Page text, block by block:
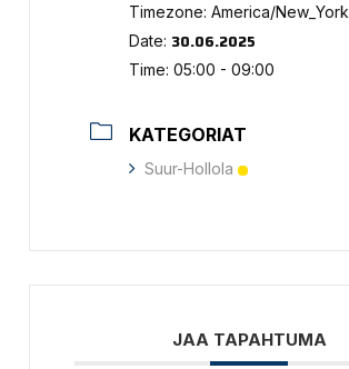
Timezone:America/New_York
Date: 30.06.2025
Time:05:00 - 09:00
KATEGORIAT
Suur-Hollola
JAA TAPAHTUMA